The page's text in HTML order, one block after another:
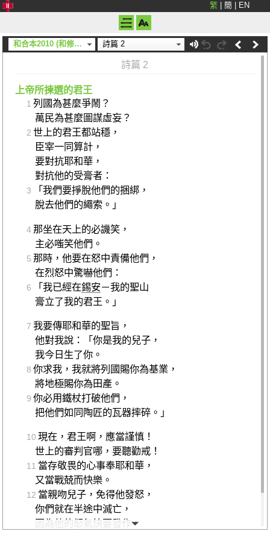
繁 簡 EN
和合本2010 (和修) (上帝) 詩篇 2
詩篇 2
上帝所揀選的君王
1 列國為甚麼爭鬧？
萬民為甚麼圖謀虛妄？
2 世上的君王都站穩，
臣宰一同算計，
要對抗耶和華，
對抗他的受膏者：
3
「我們要掙脫他們的捆綁，
脫去他們的繩索。」
4 那坐在天上的必譏笑，
主必嗤笑他們。
5 那時，他要在怒中責備他們，
在烈怒中驚嚇他們：
6 「我已經在錫安－我的聖山
膏立了我的君王。」
7 我要傳耶和華的聖旨，
他對我說：「你是我的兒子，
我今日生了你。
8 你求我，我就將列國賜你為基業，
將地極賜你為田產。
9 你必用鐵杖打破他們，
把他們如同陶匠的瓦器摔碎。」
10 現在，君王啊，應當謹慎！
世上的審判官哪，要聽勸戒！
11 當存敬畏的心事奉耶和華，
又當戰兢而快樂。
12 當親吻兒子，免得他發怒，
你們就在半途中滅亡，
因為他的怒氣快要發作。